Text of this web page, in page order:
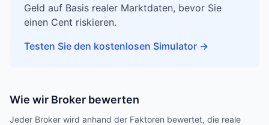
Geld auf Basis realer Marktdaten, bevor Sie
einen Cent riskieren.
Testen Sie den kostenlosen Simulator →
Wie wir Broker bewerten
Jeder Broker wird anhand der Faktoren bewertet, die reale